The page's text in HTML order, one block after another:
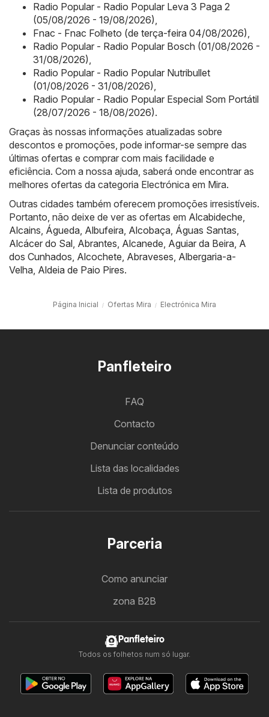
Radio Popular - Radio Popular Leva 3 Paga 2
(05/08/2026 - 19/08/2026),
Fnac - Fnac Folheto (de terça-feira 04/08/2026),
Radio Popular - Radio Popular Bosch (01/08/2026 -
31/08/2026),
Radio Popular - Radio Popular Nutribullet
(01/08/2026 - 31/08/2026),
Radio Popular - Radio Popular Especial Som Portátil
(28/07/2026 - 18/08/2026).
Graças às nossas informações atualizadas sobre
descontos e promoções, pode informar-se sempre das
últimas ofertas e comprar com mais facilidade e
eficiência. Com a nossa ajuda, saberá onde encontrar as
melhores ofertas da categoria Electrónica em Mira.
Outras cidades também oferecem promoções irresistíveis.
Portanto, não deixe de ver as ofertas em Alcabideche,
Alcains, Águeda, Albufeira, Alcobaça, Águas Santas,
Alcácer do Sal, Abrantes, Alcanede, Aguiar da Beira, A
dos Cunhados, Alcochete, Abraveses, Albergaria-a-
Velha, Aldeia de Paio Pires.
Página Inicial Ofertas Mira Electrónica Mira
Panfleteiro
FAQ
Contacto
Denunciar conteúdo
Lista das localidades
Lista de produtos
Parceria
Como anunciar
zona B2B
Panfleteiro
Todos os folhetos num só lugar.